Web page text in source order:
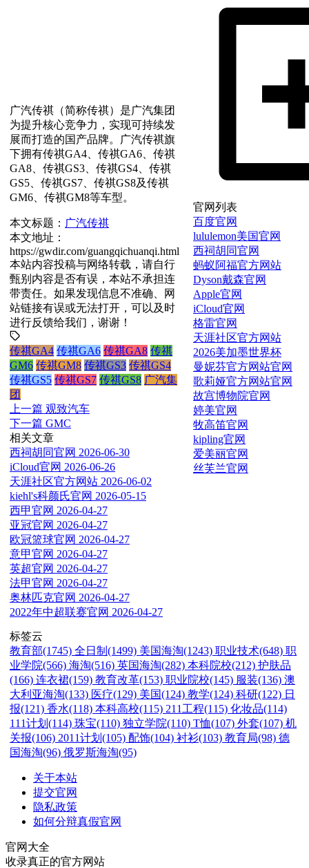
广汽传祺（简称传祺）是广汽集团
为提升核心竞争力，实现可持续发
展而打造的国产品牌。广汽传祺旗
下拥有传祺GA4、传祺GA6、传祺
GA8、传祺GS3、传祺GS4、传祺
GS5、传祺GS7、传祺GS8及传祺
GM6、传祺GM8等车型。
本文标题： 广汽传祺
本文地址：
https://gwdir.com/guangqichuanqi.html
本站内容投稿与网络转载，请自行
甄别内容是否有误，本站不承担连
带责任。如果发现信息不准确、网
站链接有误或无法打开，可以及时
进行反馈给我们，谢谢！
传祺GA4 传祺GA6 传祺GA8 传祺
GM6 传祺GM8 传祺GS3 传祺GS4
传祺GS5 传祺GS7 传祺GS8 广汽集
团
上一篇 观致汽车
下一篇 GMC
相关文章
西祠胡同官网 2026-06-30
iCloud官网 2026-06-26
天涯社区官方网站 2026-06-02
kiehl's科颜氏官网 2026-05-15
西甲官网 2026-04-27
亚冠官网 2026-04-27
欧冠篮球官网 2026-04-27
意甲官网 2026-04-27
英超官网 2026-04-27
法甲官网 2026-04-27
奥林匹克官网 2026-04-27
2022年中超联赛官网 2026-04-27
官网列表
百度官网
lululemon美国官网
西祠胡同官网
蚂蚁阿福官方网站
Dyson戴森官网
Apple官网
iCloud官网
格雷官网
天涯社区官方网站
2026美加墨世界杯
曼妮芬官方网站官网
歌莉娅官方网站官网
故宫博物院官网
婷美官网
牧高笛官网
kipling官网
爱美丽官网
丝芙兰官网
标签云
教育部(1745) 全日制(1499) 美国海淘(1243) 职业技术(648) 职
业学院(566) 海淘(516) 英国海淘(282) 本科院校(212) 护肤品
(166) 连衣裙(159) 教育改革(153) 职业院校(145) 服装(136) 澳
大利亚海淘(133) 医疗(129) 美国(124) 教学(124) 科研(122) 日
报(121) 香水(118) 本科高校(115) 211工程(115) 化妆品(114)
111计划(114) 珠宝(110) 独立学院(110) T恤(107) 外套(107) 机
关报(106) 2011计划(105) 配饰(104) 衬衫(103) 教育局(98) 德
国海淘(96) 俄罗斯海淘(95)
关于本站
提交官网
隐私政策
如何分辩真假官网
官网大全
收录真正的官方网站